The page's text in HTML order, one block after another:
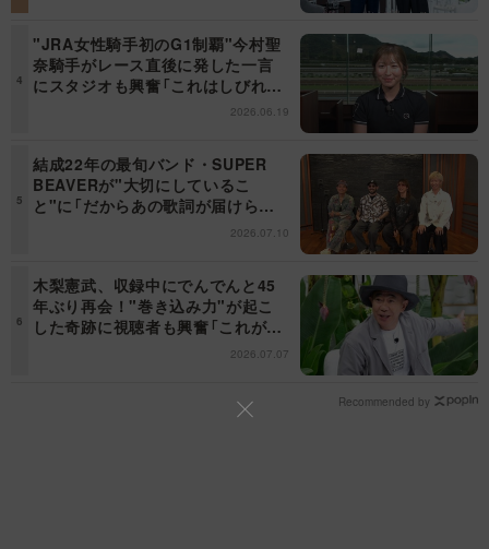
"JRA女性騎手初のG1制覇"今村聖
奈騎手がレース直後に発した一言
にスタジオも興奮「これはしびれ
2026.06.19
結成22年の最旬バンド・SUPER
BEAVERが"大切にしているこ
と"に「だからあの歌詞が届けられ
るんだ」共感の声＜日曜日の初耳学
2026.07.10
木梨憲武、収録中にでんでんと45
年ぶり再会！"巻き込み力"が起こ
した奇跡に視聴者も興奮「これがテ
レビの面白さだよね！」＜日曜日の
2026.07.07
Recommended by